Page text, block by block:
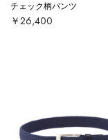
チェック柄パンツ
￥26,400